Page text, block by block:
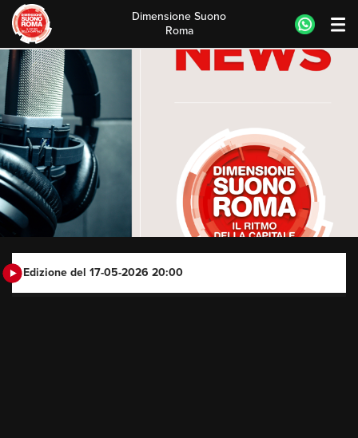
Skip
to
content
Dimensione Suono
Roma
Edizione del 17-05-2026 20:00